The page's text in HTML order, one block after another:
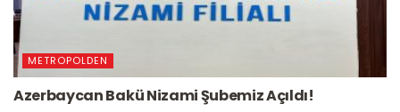
METROPOLDEN
Azerbaycan Bakü Nizami Şubemiz Açıldı!